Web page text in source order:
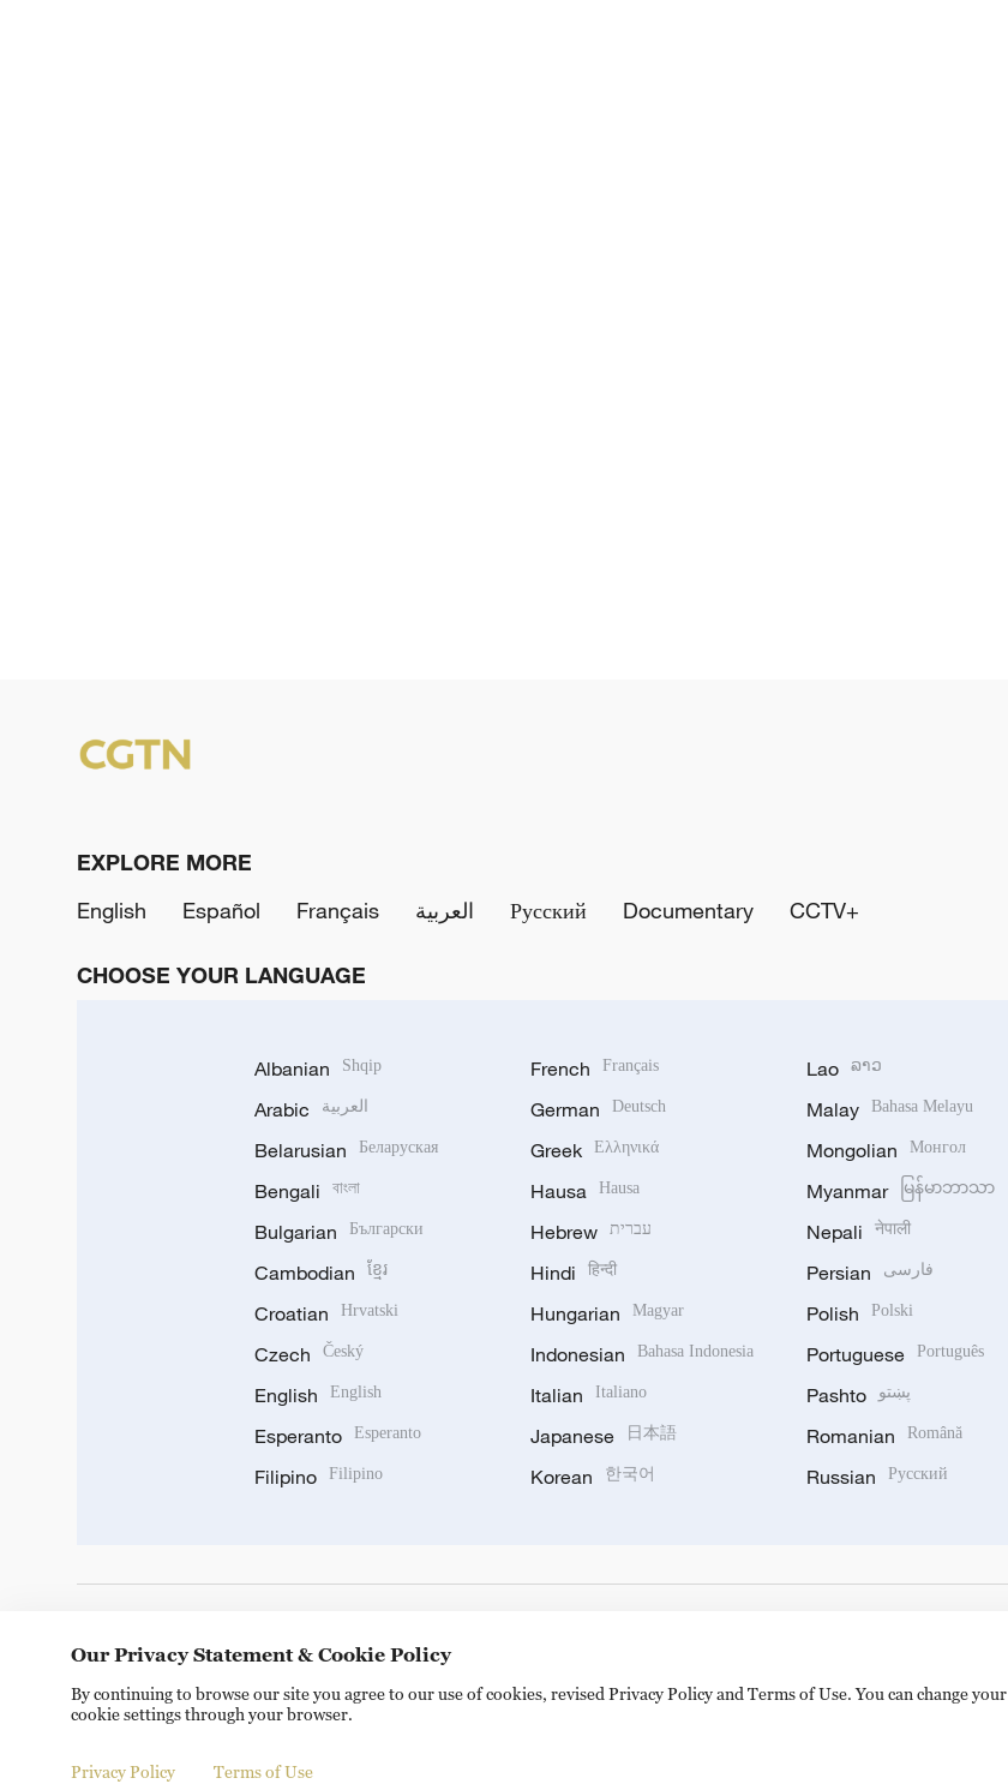
EXPLORE MORE
English
Español Français العربية Русский Documentary CCTV+
CHOOSE YOUR LANGUAGE
Albanian Shqip
Arabic العربية
Belarusian Беларуская
Bengali বাংলা
Bulgarian Български
Cambodian ខ្មែរ
Croatian Hrvatski
Czech Český
English English
Esperanto Esperanto
Filipino Filipino
French Français
German Deutsch
Greek Ελληνικά
Hausa Hausa
Hebrew עברית
Hindi हिन्दी
Hungarian Magyar
Indonesian Bahasa Indonesia
Italian Italiano
Japanese 日本語
Korean 한국어
Lao ລາວ
Malay Bahasa Melayu
Mongolian Монгол
Myanmar မြန်မာဘာသာ
Nepali नेपाली
Persian فارسی
Polish Polski
Portuguese Português
Pashto پښتو
Romanian Română
Russian Русский
Copyright © 2024 CGTN. 京ICP备20000184号
Our Privacy Statement & Cookie Policy
By continuing to browse our site you agree to our use of cookies, revised Privacy Policy and Terms of Use. You can change your
cookie settings through your browser.
Privacy Policy Terms of Use